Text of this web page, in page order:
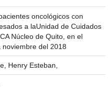
oncológicos con
a laUnidad de Cuidados
Núcleo de Quito, en el
del 2018
Henry Esteban,